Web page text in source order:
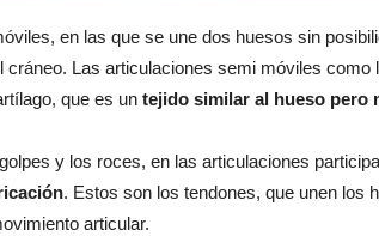
en las que se une dos huesos sin
Las articulaciones semi móviles como
que es un tejido similar al hueso pero
y los roces, en las articulaciones
. Estos son los tendones, que unen los
articular.